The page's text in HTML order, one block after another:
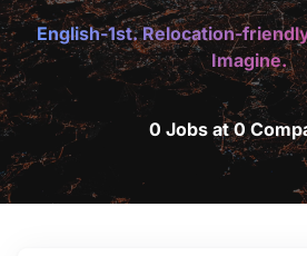
English-1st. Relocation-
Imagine.
0 Jobs at 0